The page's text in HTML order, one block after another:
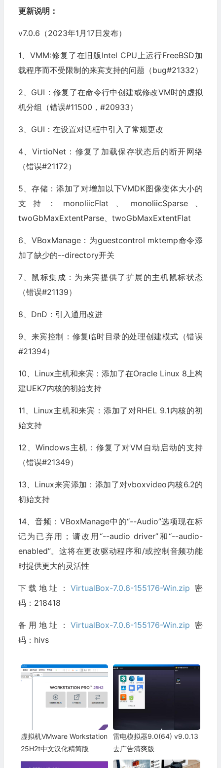
更新说明：
v7.0.6（2023年1月17日发布）
1、VMM:修复了在旧版Intel CPU上运行FreeBSD加
载程序而不受限制的来宾支持的问题（bug#21332）
2、GUI：修复了在命令行中创建或修改VM时的虚拟
机分组（错误#11500，#20933）
3、GUI：在设置对话框中引入了常规更改
4、VirtioNet：修复了加载保存状态后的断开网络
（错误#21172）
5、存储：添加了对增加以下VMDK图像变体大小的
支持：monoliicFlat、monoliicSparse、
twoGbMaxExtentParse、twoGbMaxExtentFlat
6、VBoxManage：为guestcontrol mktemp命令添
加了缺少的--directory开关
7、鼠标集成：为来宾提供了扩展的主机鼠标状态
（错误#21139）
8、DnD：引入通用改进
9、来宾控制：修复临时目录的处理创建模式（错误
#21394）
10、Linux主机和来宾：添加了在Oracle Linux 8上构
建UEK7内核的初始支持
11、Linux主机和来宾：添加了对RHEL 9.1内核的初
始支持
12、Windows主机：修复了对VM自动启动的支持
（错误#21349）
13、Linux来宾添加：添加了对vboxvideo内核6.2的
初始支持
14、音频：VBoxManage中的“--Audio”选项现在标
记为已弃用；请改用“--audio driver”和“--audio-
enabled”。这将在更改驱动程序和/或控制音频功能
时提供更大的灵活性
下载地址： VirtualBox-7.0.6-155176-Win.zip 密
码：218418
备用地址： VirtualBox-7.0.6-155176-Win.zip 密
码：hivs
虚拟机VMware Workstation
25H2t中文汉化精简版
雷电模拟器9.0(64) v9.0.13
去广告清爽版